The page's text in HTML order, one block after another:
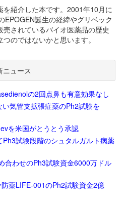
紹介した本です。2001年10月に
EPOGEN誕生の経緯やグリベック
されているバイオ医薬品の歴史
のではないかと思います。
ニュース
の2回点鼻も有意効果なし
気管支拡張症薬のPh2試験を
を米国がとうとう承認
試験段階のシュタルガルト病薬
合わせのPh3試験資金6000万ドル
薬LIFE-001のPh2試験資金2億